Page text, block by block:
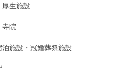
厚生施設
寺院
泊施設・冠婚葬祭施設